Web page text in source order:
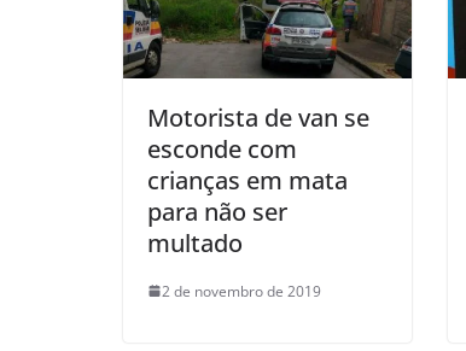
Motorista de van se
esconde com
crianças em mata
para não ser
multado
2 de novembro de 2019